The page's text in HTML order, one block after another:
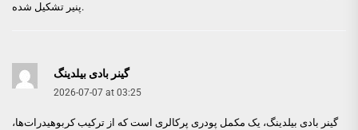
پنیر تشکیل شده.
گینر بادی بیلدینگ
2026-07-07 at 03:25
گینر بادی بیلدینگ، یک مکمل پودری پرکالری است که از ترکیب کربوهیدرات‌ها،